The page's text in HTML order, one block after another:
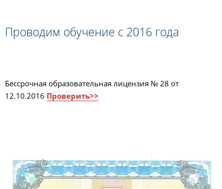
Проводим обучение с 2016 года
Бессрочная образовательная лицензия № 28 от
12.10.2016 Проверить>>